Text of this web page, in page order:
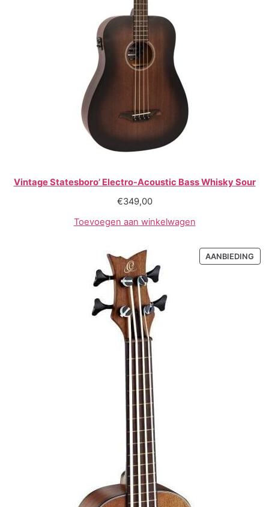
Vintage Statesboro’ Electro-Acoustic Bass Whisky Sour
€349,00
Toevoegen aan winkelwagen
AANBIEDING